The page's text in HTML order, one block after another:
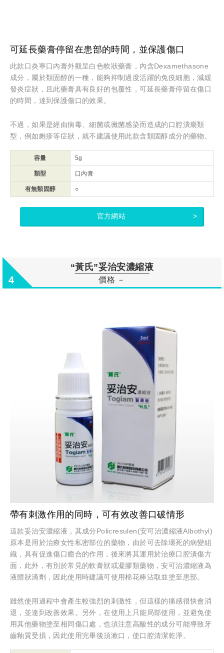
可延長藥膏停留在患部的時間，並保護傷口
此款口炎寧口內膏外觀呈白色軟狀藥膏，內含Dexamethasone
成分，屬於類固醇的一種，能夠抑制過度活躍的免疫細胞，減緩
發炎症狀，且此藥膏具有良好的包覆性，可延長藥膏停留在傷口
的時間，達到保護傷口的效果。
不過，如果是經由病毒、細菌或黴菌感染而造成的口腔潰瘍類
型，例如皰疹等症狀，就不建議使用此款含類固醇成分的藥物。
容量 5g
類型 口內膏
有無類固醇 ○
官方網站
4
“黃氏”妥治安濃縮液
價格 －
帶有刺激作用的同時，可有效改善口破情形
這款妥治安濃縮液，其成分Policresulen(安可治濃縮液Albothyl)
原本是用於治療女性私密部位的藥物，由於可去除壞死的病變組
織，具有促進傷口癒合的作用，後來將其運用於治療口腔潰傷方
面，此外，有別於常見的軟膏狀或凝膠類藥物，安可治濃縮液為
液體狀滴劑，因此使用時建議可使用棉花棒沾取並塗至患部。
雖然使用過程中會產生較強烈的刺激性，但這樣的痛感很快會消
退，並達到改善效果。另外，在使用上只能局部使用，並避免使
用其他藥物塗至相同傷口處，也須注意高酸性的成分可能導致牙
齒釉質受損，因此使用完畢後須漱口，使口腔清潔乾淨。